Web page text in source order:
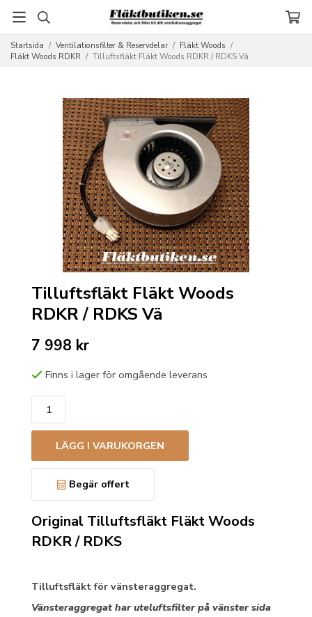
Startsida / Ventilationsfilter & Reservdelar / Fläkt Woods /
Fläkt Woods RDKR / Tilluftsfläkt Fläkt Woods RDKR / RDKS Vä
Tilluftsfläkt Fläkt Woods
RDKR / RDKS Vä
7 998 kr
Finns i lager för omgående leverans
LÄGG I VARUKORGEN
Begär offert
Original Tilluftsfläkt Fläkt Woods
RDKR / RDKS
Tilluftsfläkt för vänsteraggregat.
Vänsteraggregat har uteluftsfilter på vänster sida